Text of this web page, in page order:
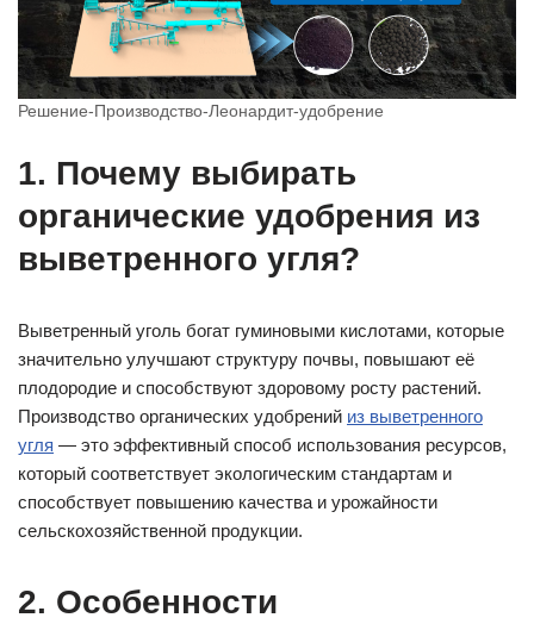
Решение-Производство-Леонардит-удобрение
1. Почему выбирать
органические удобрения из
выветренного угля?
Выветренный уголь богат гуминовыми кислотами, которые
значительно улучшают структуру почвы, повышают её
плодородие и способствуют здоровому росту растений.
Производство органических удобрений из выветренного
угля — это эффективный способ использования ресурсов,
который соответствует экологическим стандартам и
способствует повышению качества и урожайности
сельскохозяйственной продукции.
2. Особенности